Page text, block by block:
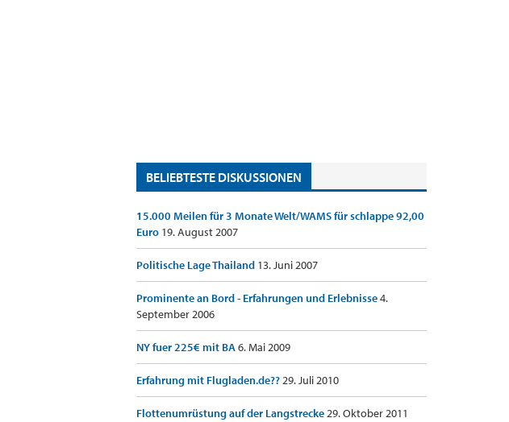
BELIEBTESTE DISKUSSIONEN
15.000 Meilen für 3 Monate Welt/WAMS für schlappe 92,00
Euro 19. August 2007
Politische Lage Thailand 13. Juni 2007
Prominente an Bord - Erfahrungen und Erlebnisse4.
September 2006
NY fuer 225€ mit BA6. Mai 2009
Erfahrung mit Flugladen.de??29. Juli 2010
Flottenumrüstung auf der Langstrecke29. Oktober 2011